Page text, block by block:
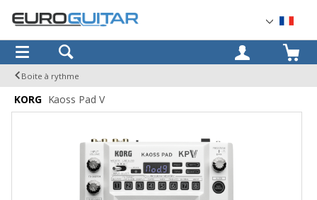
OK
Boite à rythme
KORG Kaoss Pad V